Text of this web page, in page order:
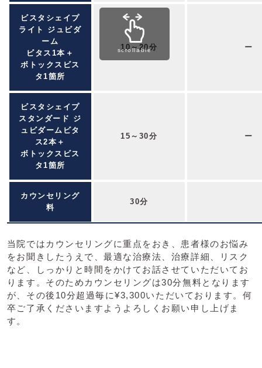
ビスタシェイプ
ライト ジュビダ
ーム
ビタス1本＋
ボトックスビス
タ1箇所
10～20分 ー
ビスタシェイプ
スタンダード ジ
ュビダームビタ
ス2本＋
ボトックスビス
タ1箇所
15～30分 ー
カウンセリング
料
30分
scrollable
当院ではカウンセリングに重点をおき、患者様のお悩み
をお聞きしたうえで、最適な治療法、治療詳細、リスク
など、しっかりと時間をかけてお話させていただいてお
ります。そのためカウンセリングは30分無料となります
が、その後10分超過毎に¥3,300いただいております。何
卒ご了承くださいますようよろしくお願い申し上げま
す。